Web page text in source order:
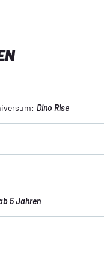
Dino Rise
5 Jahren